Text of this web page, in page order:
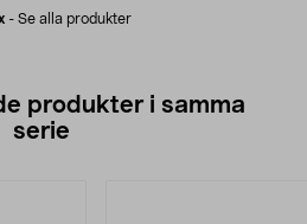
- Se alla produkter
produkter i samma
serie